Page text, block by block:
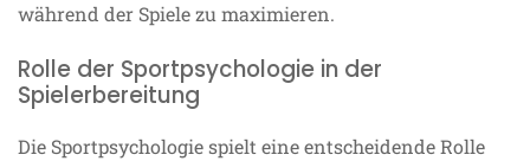
während der Spiele zu maximieren.
Rolle der Sportpsychologie in der
Spielerbereitung
Die Sportpsychologie spielt eine entscheidende Rolle